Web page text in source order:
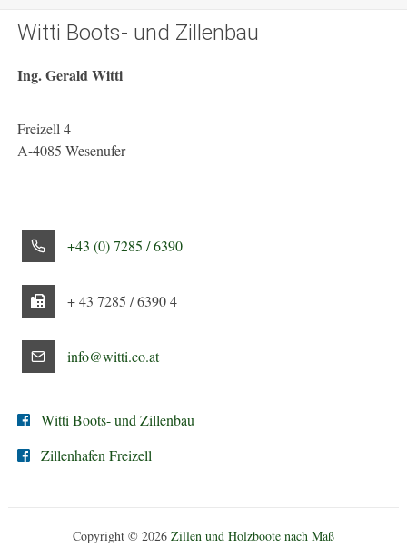
Witti Boots- und Zillenbau
Ing. Gerald Witti
Freizell 4
A-4085 Wesenufer
+43 (0) 7285 / 6390
+ 43 7285 / 6390 4
info@witti.co.at
Witti Boots- und Zillenbau
Zillenhafen Freizell
Copyright © 2026 Zillen und Holzboote nach Maß